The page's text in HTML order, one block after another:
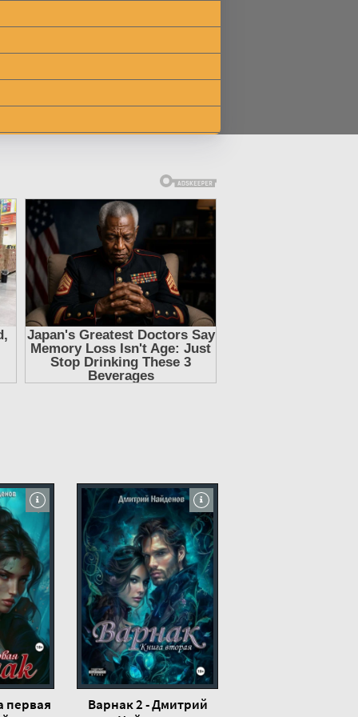
первая
Варнак 2 - Дмитрий